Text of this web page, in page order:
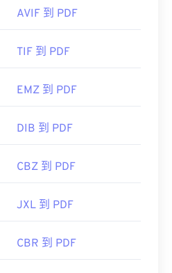
AVIF 到 PDF
TIF 到 PDF
EMZ 到 PDF
DIB 到 PDF
CBZ 到 PDF
JXL 到 PDF
CBR 到 PDF